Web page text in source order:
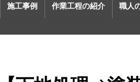
施工事例 作業工程の紹介 職人